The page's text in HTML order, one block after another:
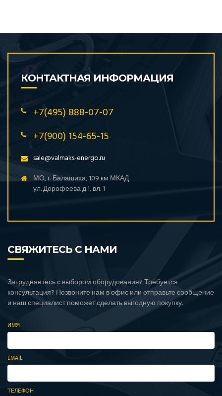
КОНТАКТНАЯ ИНФОРМАЦИЯ
+7(495) 888-07-07
+7(900) 154-65-15
sale@valmaks-energo.ru
МО, г. Балашиха, 109 км МКАД
ул. Дорофеева д.1, вл. 1
СВЯЖИТЕСЬ С НАМИ
Затрудняетесь с выбором оборудования? Требуется
консультация? Позвоните нам в офис или отправьте сообщение
и наш специалист поможет сделать выгодную покупку.
ИМЯ
EMAIL
ТЕЛЕФОН